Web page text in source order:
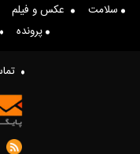
سلامت
عکس و فیلم
پرونده